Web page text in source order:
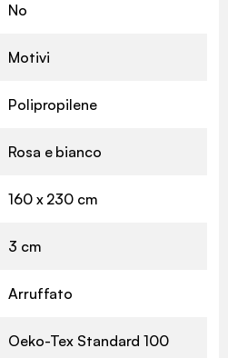
No
Motivi
Polipropilene
Rosa e bianco
160 x 230 cm
3 cm
Arruffato
Oeko-Tex Standard 100